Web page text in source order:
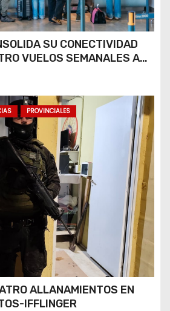
SU CONECTIVIDAD
VUELOS SEMANALES A
PROVINCIALES
ALLANAMIENTOS EN
IFFLINGER